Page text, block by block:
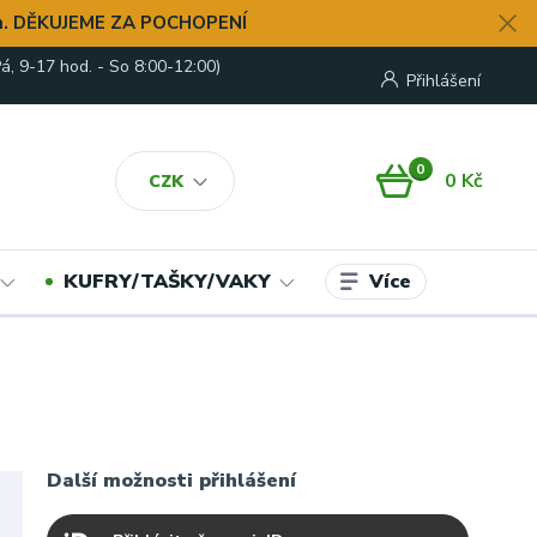
ZA POCHOPENÍ
CZK
Přihlášení
9-17 hod. - So 8:00-12:00)
0 0 Kč
KUFRY/TAŠKY/VAKY Více
Další možnosti přihlášení